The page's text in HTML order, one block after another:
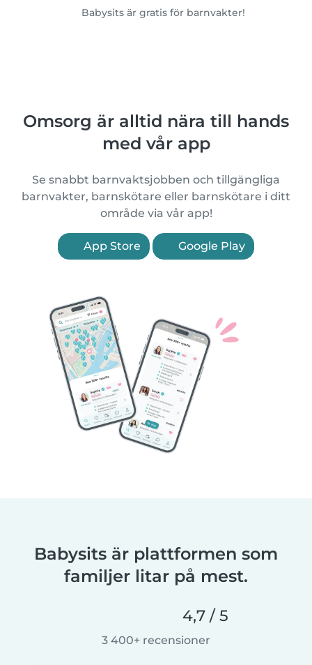
Babysits är gratis för barnvakter!
Omsorg är alltid nära till hands
med vår app
Se snabbt barnvaktsjobben och tillgängliga
barnvakter, barnskötare eller barnskötare i ditt
område via vår app!
App Store Google Play
Babysits är plattformen som
familjer litar på mest.
4,7 / 5
3 400+ recensioner